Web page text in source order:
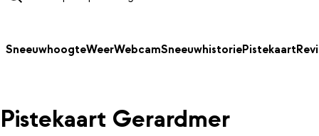
SneeuwhoogteWeerWebcamSneeuwhistoriePistekaart
Pistekaart Gerardmer